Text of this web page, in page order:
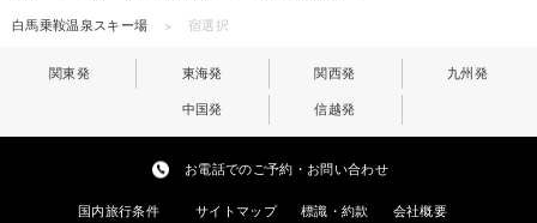
白馬乗鞍温泉スキー場 宿選択
関東発 東海発 関西発 九州発
中国発 信越発
お電話でのご予約・お問い合わせ
国内旅行条件 サイトマップ 標識・約款
会社概要